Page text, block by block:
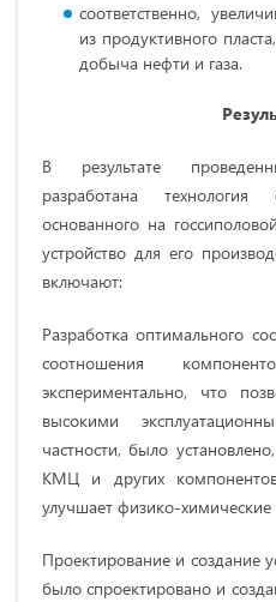
соответственно,
из продуктивного
добыча нефти и газа.
В результате
разработана
основанного на
устройство для его
включают:
Разработка оптимального
соотношения
экспериментально, что
высокими
частности, было
КМЦ и других
улучшает физико-химические
Проектирование и создание
было спроектировано и